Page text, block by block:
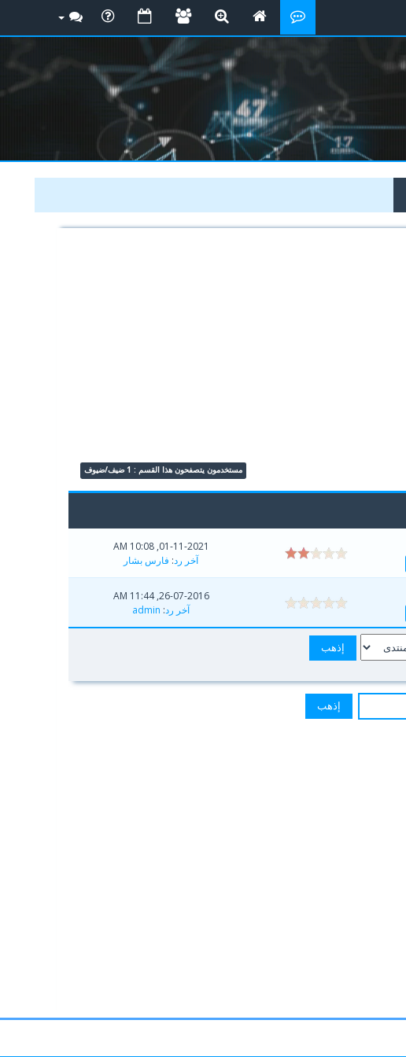
مستخدمون يتصفحون هذا القسم : 1 ضيف/ضيوف
01-11-2021, 10:08 AM
آخر رد: فارس بشار
26-07-2016, 11:44 AM
آخر رد:
admin